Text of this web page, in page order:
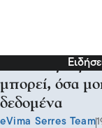
Μιχάλης
μπορεί, όσα
δεδομένα
eVima Serres Team